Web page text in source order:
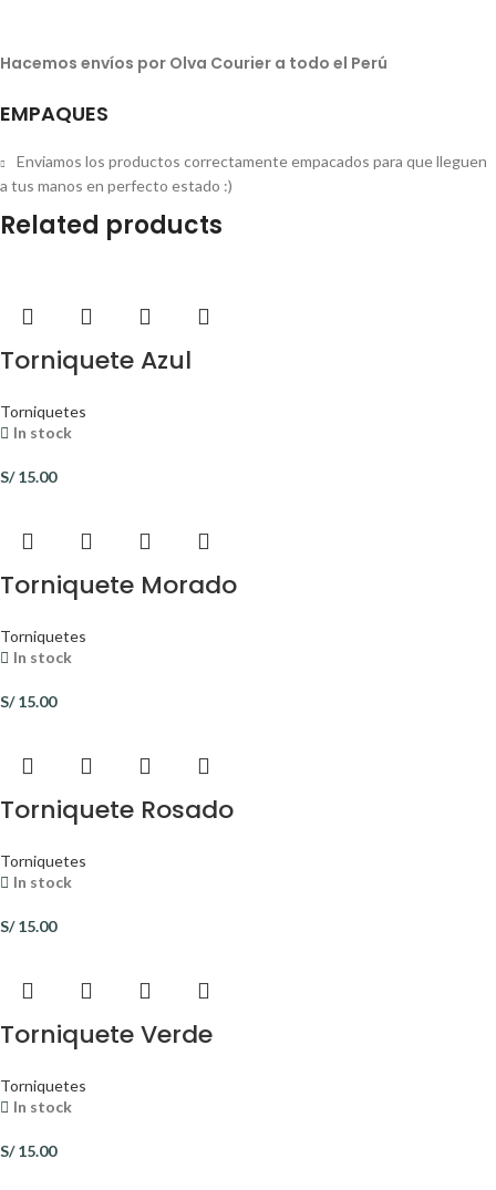
Hacemos envíos por Olva Courier a todo el Perú
EMPAQUES
Enviamos los productos correctamente empacados para que lleguen
a tus manos en perfecto estado :)
Related products
Torniquete Azul
Torniquetes
In stock
S/15.00
Torniquete Morado
Torniquetes
In stock
S/15.00
Torniquete Rosado
Torniquetes
In stock
S/15.00
Torniquete Verde
Torniquetes
In stock
S/15.00